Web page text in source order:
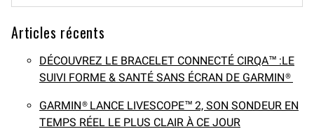
Articles récents
DÉCOUVREZ LE BRACELET CONNECTÉ CIRQA™ :LE
SUIVI FORME & SANTÉ SANS ÉCRAN DE GARMIN®
GARMIN® LANCE LIVESCOPE™ 2, SON SONDEUR EN
TEMPS RÉEL LE PLUS CLAIR À CE JOUR